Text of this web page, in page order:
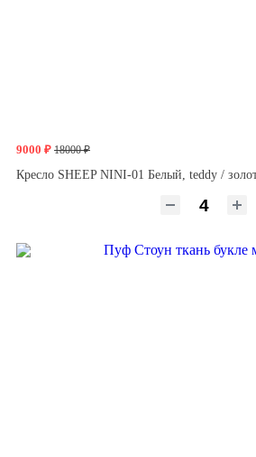
9000 ₽ 18000 ₽
Кресло SHEEP NINI-01 Белый, teddy /